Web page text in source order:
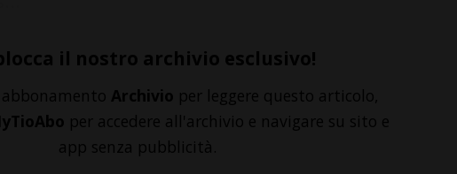
il nostro archivio esclusivo!
Archivio per leggere questo articolo,
per accedere all'archivio e navigare su sito e
app senza pubblicità.